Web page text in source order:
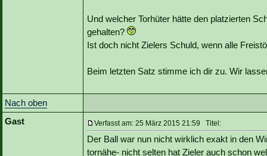
Und welcher Torhüter hätte den platzierten
gehalten?
Ist doch nicht Zielers Schuld, wenn alle
Beim letzten Satz stimme ich dir zu. Wir
Nach oben
Gast
Verfasst am: 25 März 2015 21:59 Titel:
Der Ball war nun nicht wirklich exakt in den
tornähe- nicht selten hat Zieler auch schon